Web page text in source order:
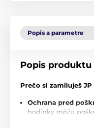
Popis a parametre
Popis produktu
Prečo si zamiluješ JP
Ochrana pred
hodinky môžu